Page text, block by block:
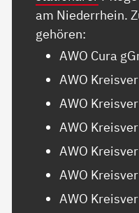
am Niederrhein.
gehören:
AWO Cura
AWO
AWO
AWO
AWO
AWO
AWO